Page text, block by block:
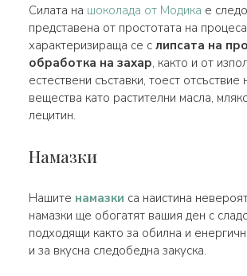
Силата на шоколада от Модика е
представена от простотата на
характеризираща се с липсата на
обработка на захар, както и от
естествени съставки, тоест отсъствие
вещества като растителни масла,
лецитин.
Намазки
Нашите намазки са наистина
намазки ще обогатят вашия ден с
подходящи както за обилна и
и за вкусна следобедна закуска.